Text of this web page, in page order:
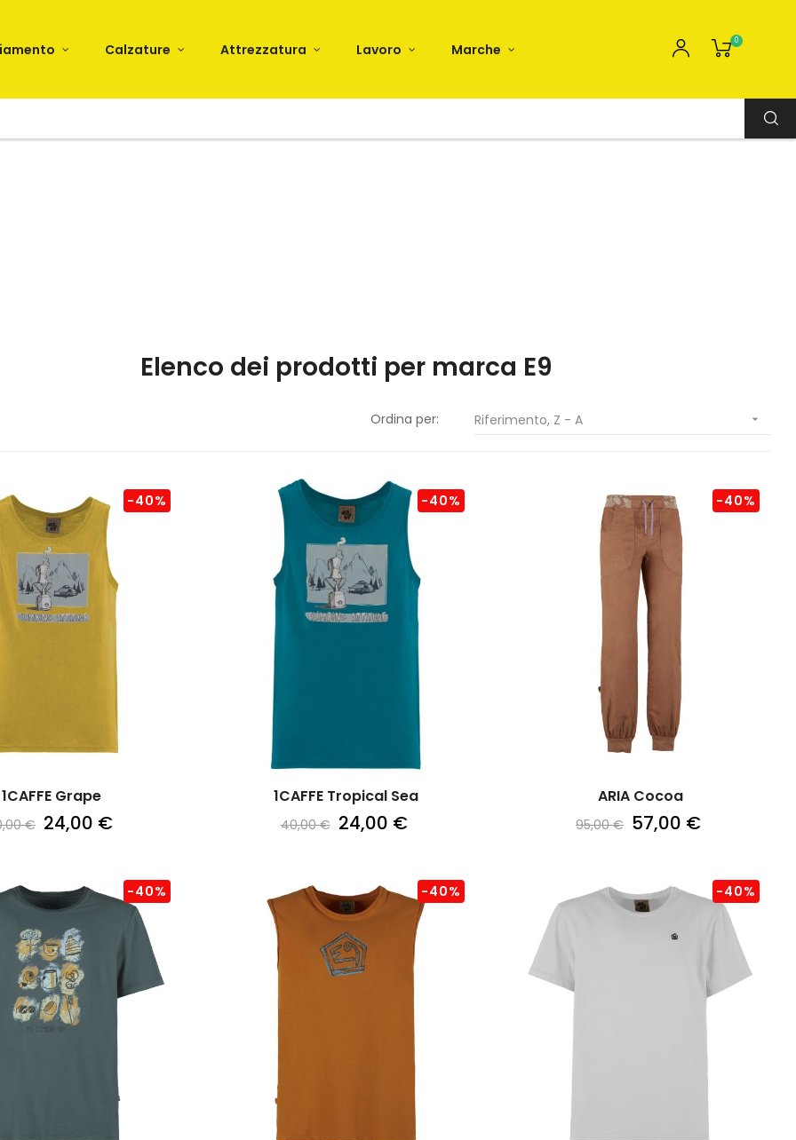
Calzature Attrezzatura Lavoro Marche
0
Elenco dei prodotti per marca E9
Ordina per: Riferimento, Z - A 
1CAFFE Grape
€
-40%
24,00 €
1CAFFE Tropical Sea
40,00 €
-40%
24,00 €
ARIA Cocoa
95,00 €
-40%
57,00 €
-40% -40% -40%